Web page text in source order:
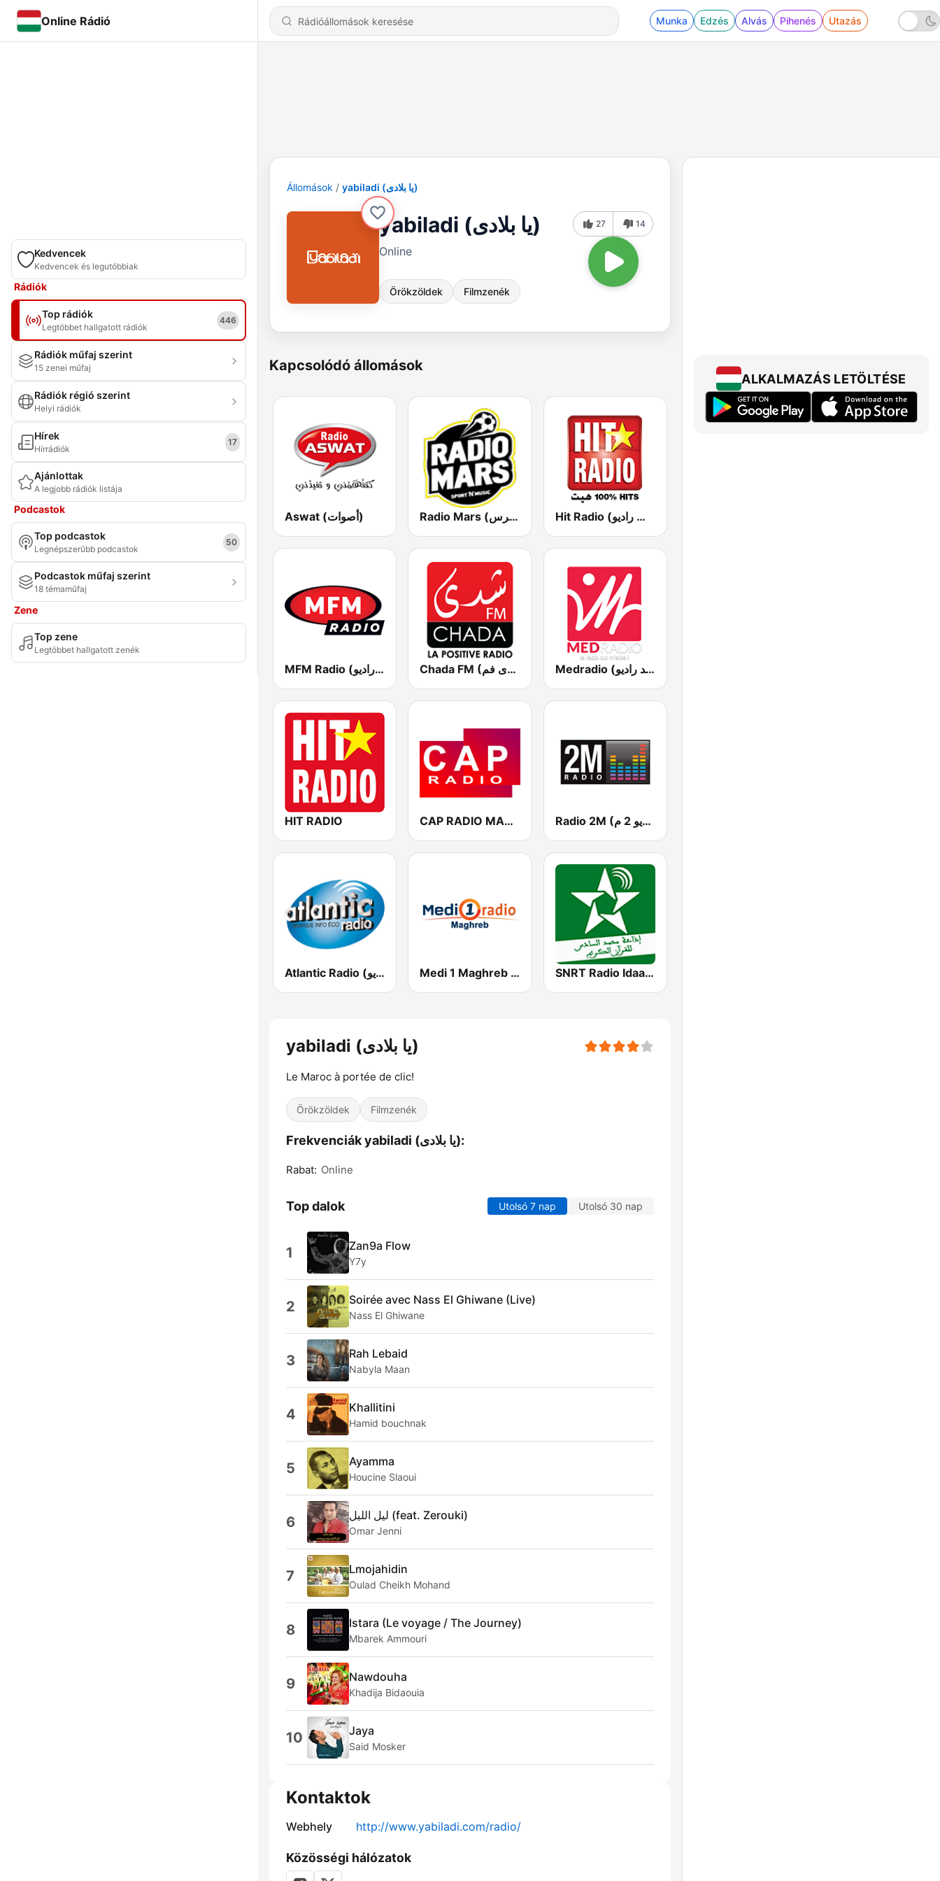
Online Rádió Munka Edzés Alvás Pihenés Utazás
Kedvencek
Kedvencek és legutóbbiak
Rádiók
Top rádiók
Legtöbbet hallgatott rádiók
446
Rádiók műfaj szerint
15 zenei műfaj
Rádiók régió szerint
Helyi rádiók
Hírek
Hírrádiók
17
Ajánlottak
A legjobb rádiók listája
Podcastok
Top podcastok
Legnépszerűbb podcastok
50
Podcastok műfaj szerint
18 témaműfaj
Zene
Top zene
Legtöbbet hallgatott zenék
Állomások yabiladi (يا بلادى)
yabiladi (يا بلادى)
Online
Örökzöldek Filmzenék
27 14
Kapcsolódó állomások
Aswat (أصوات) Radio Mars (راديو مرس) Hit Radio (هيت راديو)
MFM Radio (مفم راديو) Chada FM (شدى فم) Medradio (ميد راديو)
HIT RADIO CAP RADIO MAROC Radio 2M (راديو 2 م)
Atlantic Radio (أتلانتيك راديو) Medi 1 Maghreb (ميدى1 مغرب) SNRT Radio Idaat Mohammed Assadiss (السادسة)
yabiladi (يا بلادى)
Le Maroc à portée de clic!
Örökzöldek Filmzenék
Frekvenciák yabiladi (يا بلادى):
Rabat: Online
Top dalok Utolsó 7 nap Utolsó 30 nap
1 Zan9a Flow
Y7y
2 Soirée avec Nass El Ghiwane (Live)
Nass El Ghiwane
3 Rah Lebaid
Nabyla Maan
4 Khallitini
Hamid bouchnak
5 Ayamma
Houcine Slaoui
6 ليل الليل (feat. Zerouki)
Omar Jenni
7 Lmojahidin
Oulad Cheikh Mohand
8 Istara (Le voyage / The Journey)
Mbarek Ammouri
9 Nawdouha
Khadija Bidaouia
10 Jaya
Said Mosker
Kontaktok
Webhely http://www.yabiladi.com/radio/
Közösségi hálózatok
ALKALMAZÁS LETÖLTÉSE